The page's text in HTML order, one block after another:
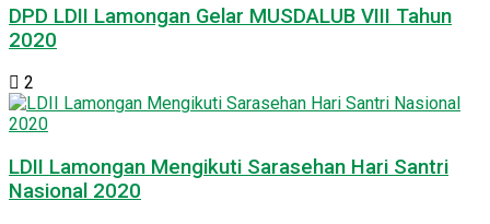
DPD LDII Lamongan Gelar MUSDALUB VIII Tahun
2020
2
LDII Lamongan Mengikuti Sarasehan Hari Santri
Nasional 2020